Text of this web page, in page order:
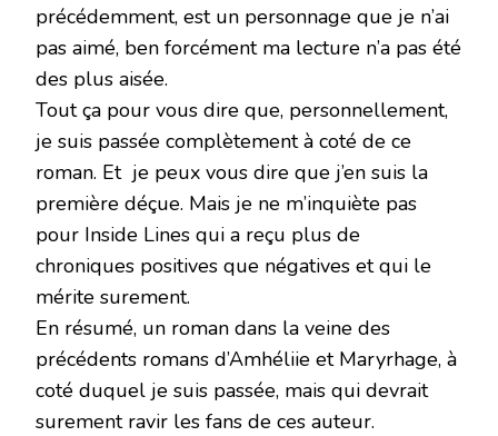
précédemment, est un personnage que je n’ai
pas aimé, ben forcément ma lecture n’a pas été
des plus aisée.
Tout ça pour vous dire que, personnellement,
je suis passée complètement à coté de ce
roman. Et je peux vous dire que j’en suis la
première déçue. Mais je ne m’inquiète pas
pour Inside Lines qui a reçu plus de
chroniques positives que négatives et qui le
mérite surement.
En résumé, un roman dans la veine des
précédents romans d’Amhéliie et Maryrhage, à
coté duquel je suis passée, mais qui devrait
surement ravir les fans de ces auteur.